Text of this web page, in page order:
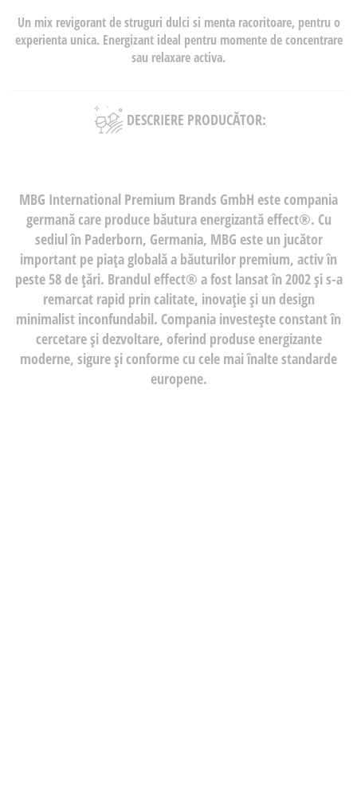
Un mix revigorant de struguri dulci si menta racoritoare, pentru o
experienta unica. Energizant ideal pentru momente de concentrare
sau relaxare activa.
DESCRIERE PRODUCĂTOR:
MBG International Premium Brands GmbH este compania
germană care produce băutura energizantăeffect®. Cu
sediul în Paderborn, Germania, MBG este un jucător
important pe piața globală a băuturilor premium, activ în
peste 58 de țări. Branduleffect® a fost lansat în 2002 și s-a
remarcat rapid prin calitate, inovație și un design
minimalist inconfundabil. Compania investește constant în
cercetare și dezvoltare, oferind produse energizante
moderne, sigure și conforme cu cele mai înalte standarde
europene.